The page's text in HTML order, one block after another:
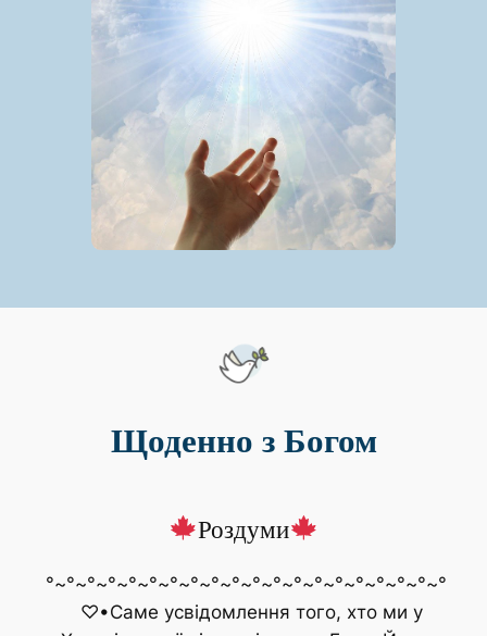
Щоденно з Богом
Роздуми
°~°~°~°~°~°~°~°~°~°~°~°~°~°~°~°~°~°~°~°
♡•Саме усвідомлення того, хто ми у